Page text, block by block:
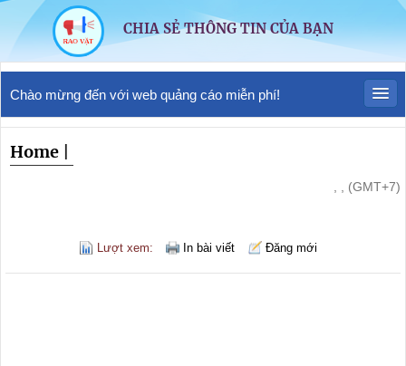
CHIA SẺ THÔNG TIN CỦA BẠN
Chào mừng đến với web quảng cáo miễn phí!
Home
, , (GMT+7)
Lượt xem: In bài viết Đăng mới